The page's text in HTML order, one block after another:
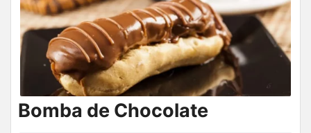
Bomba de Chocolate